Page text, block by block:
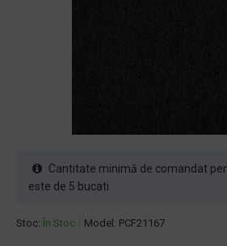
Stoc: În Stoc Model: PCF21167
Cantitate minimă de comandat
este de 5 bucati